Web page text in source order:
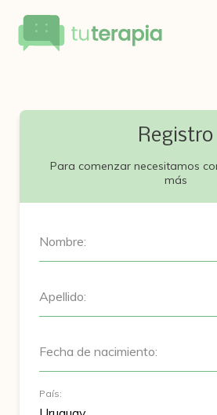
Registro
Para comenzar necesitamos
más
Nombre:
Apellido:
Fecha de nacimiento:
País: